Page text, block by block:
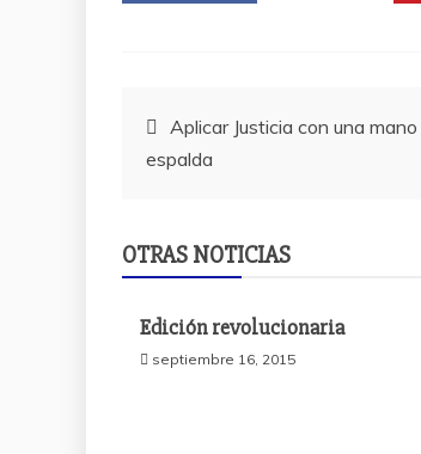
Navegación
de
entradas
Aplicar Justicia con una
espalda
OTRAS NOTICIAS
Edición revolucionaria
septiembre 16, 2015